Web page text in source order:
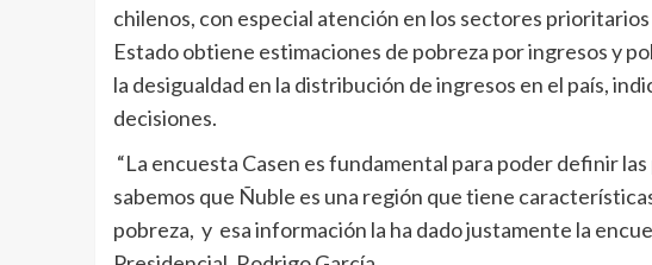
chilenos, con especial atención en los sectores
Estado obtiene estimaciones de pobreza por ingresos y
la desigualdad en la distribución de ingresos en el país,
decisiones.
“La encuesta Casen es fundamental para poder definir
sabemos que Ñuble es una región que tiene
pobreza, y esa información la ha dado justamente la